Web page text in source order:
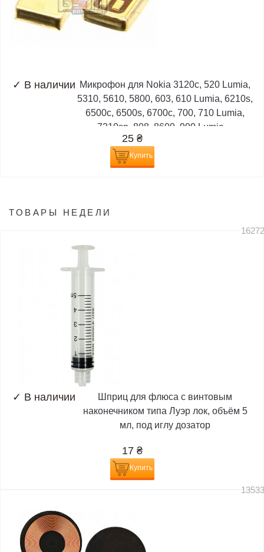
✓ В наличии Микрофон для Nokia 3120c, 520 Lumia,
5310, 5610, 5800, 603, 610 Lumia, 6210s,
6500c, 6500s, 6700c, 700, 710 Lumia,
7210sn, 808, 8600, 900 Lumia,...
25 ₴
Купить
ТОВАРЫ НЕДЕЛИ
✓ В наличии
Шприц для флюса с винтовым
наконечником типа Луэр лок, объём 5
мл, под иглу дозатор
17 ₴
Купить